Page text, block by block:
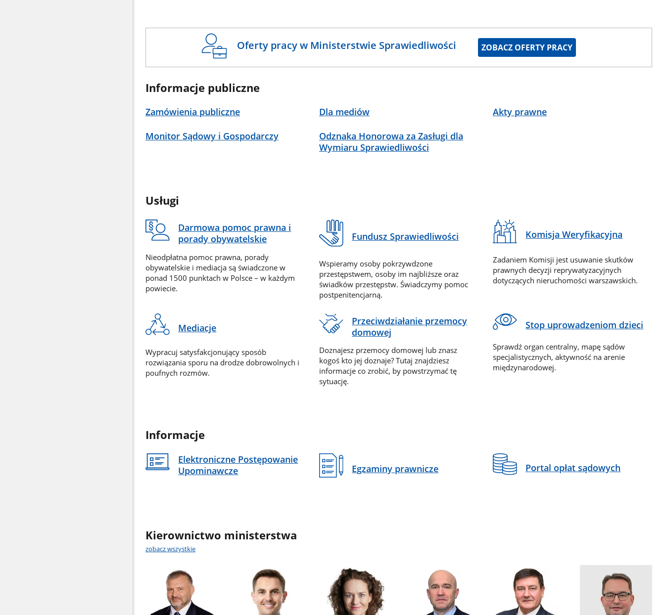
Oferty pracy w Ministerstwie Sprawiedliwości ZOBACZ OFERTY PRACY
Informacje publiczne
Zamówienia publiczne Dla mediów Akty prawne
Monitor Sądowy i Gospodarczy
Odznaka Honorowa za Zasługi dla
Wymiaru Sprawiedliwości
Usługi
Darmowa pomoc prawna i
porady obywatelskie
Nieodpłatna pomoc prawna, porady
obywatelskie i mediacja są świadczone w
ponad 1500 punktach w Polsce – w każdym
powiecie.
Fundusz Sprawiedliwości
Wspieramy osoby pokrzywdzone
przestępstwem, osoby im najbliższe oraz
świadków przestępstw. Świadczymy pomoc
postpenitencjarną.
Komisja Weryfikacyjna
Zadaniem Komisji jest usuwanie skutków
prawnych decyzji reprywatyzacyjnych
dotyczących nieruchomości warszawskich.
Mediacje
Wypracuj satysfakcjonujący sposób
rozwiązania sporu na drodze dobrowolnych i
poufnych rozmów.
Przeciwdziałanie przemocy
domowej
Doznajesz przemocy domowej lub znasz
kogoś kto jej doznaje? Tutaj znajdziesz
informacje co zrobić, by powstrzymać tę
sytuację.
Stop uprowadzeniom dzieci
Sprawdź organ centralny, mapę sądów
specjalistycznych, aktywność na arenie
międzynarodowej.
Informacje
Elektroniczne Postępowanie
Upominawcze
Egzaminy prawnicze Portal opłat sądowych
Kierownictwo ministerstwa
zobacz wszystkie